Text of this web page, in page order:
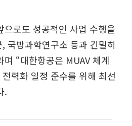
으로도 성공적인 사업 수행을
국방과학연구소 등과 긴밀히
“대한항공은 MUAV 체계
력화 일정 준수를 위해 최선
.